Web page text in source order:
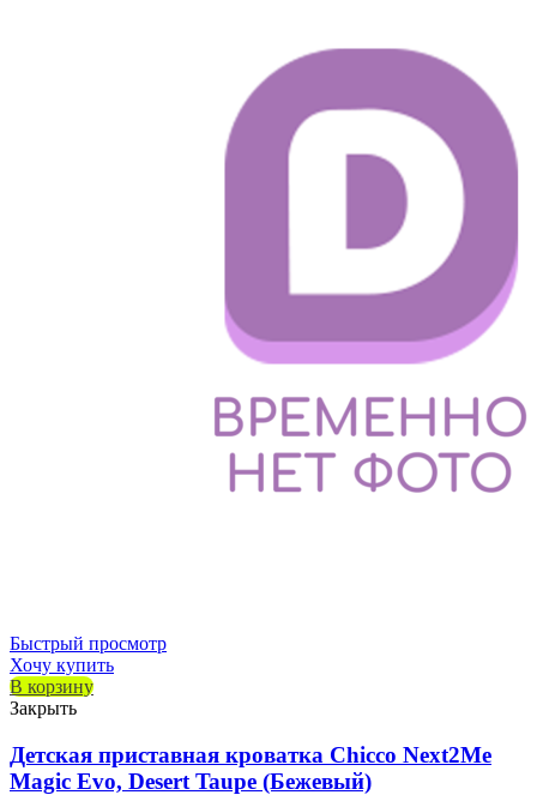
Быстрый просмотр
Хочу купить
В корзину
Закрыть
Детская приставная кроватка Chicco Next2Me
Magic Evo, Desert Taupe (Бежевый)